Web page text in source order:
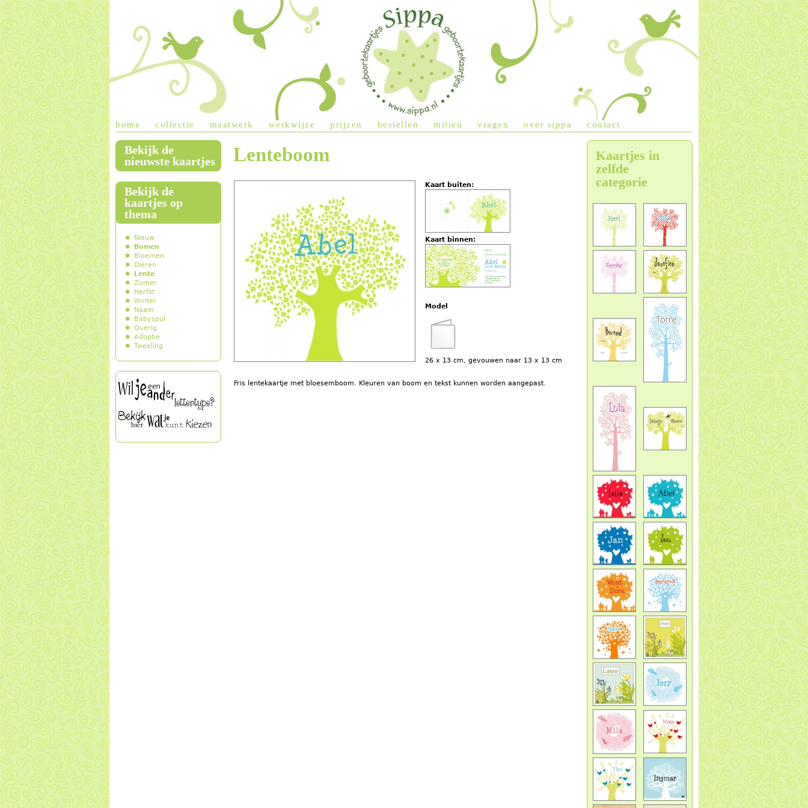
Lenteboom
Kaart buiten:
Kaart binnen:
Model
26 x 13 cm, gevouwen naar 13 x 13 cm
Fris lentekaartje met bloesemboom. Kleuren van boom en tekst kunnen worden aangepast.
main menu
home collectie maatwerk werkwijze prijzen bestellen milieu vragen over sippa contact
Bekijk de
nieuwste kaartjes
Bekijk de
kaartjes op
thema
Nieuw
Bomen
Bloemen
Dieren
Lente
Zomer
Herfst
Winter
Naam
Babyspul
Overig
Adoptie
Tweeling
Kaartjes in
zelfde
categorie